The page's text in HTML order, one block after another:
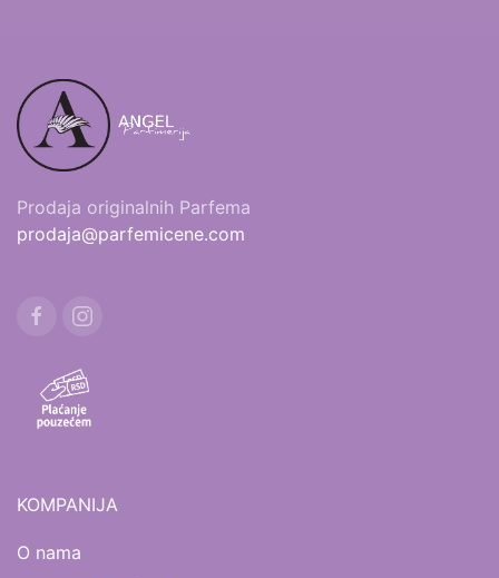
Prodaja originalnih Parfema
prodaja@parfemicene.com
KOMPANIJA
O nama